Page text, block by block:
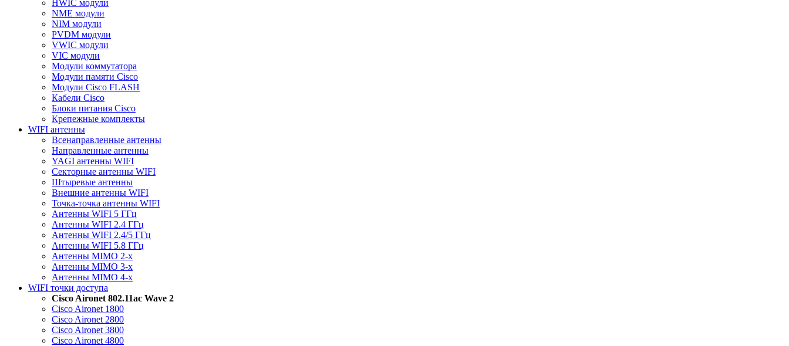
HWIC модули
NME модули
NIM модули
PVDM модули
VWIC модули
VIC модули
Модули коммутатора
Модули памяти Cisco
Модули Cisco FLASH
Кабели Cisco
Блоки питания Cisco
Крепежные комплекты
WIFI антенны
Всенаправленные антенны
Направленные антенны
YAGI антенны WIFI
Секторные антенны WIFI
Штыревые антенны
Внешние антенны WIFI
Точка-точка антенны WIFI
Антенны WIFI 5 ГГц
Антенны WIFI 2.4 ГГц
Антенны WIFI 2.4/5 ГГц
Антенны WIFI 5.8 ГГц
Антенны MIMO 2-x
Антенны MIMO 3-x
Антенны MIMO 4-x
WIFI точки доступа
Cisco Aironet 802.11ac Wave 2
Cisco Aironet 1800
Cisco Aironet 2800
Cisco Aironet 3800
Cisco Aironet 4800